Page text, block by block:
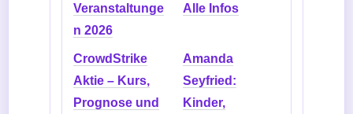
Veranstaltunge
n 2026
Alle Infos
CrowdStrike
Aktie – Kurs,
Prognose und
Amanda
Seyfried:
Kinder,